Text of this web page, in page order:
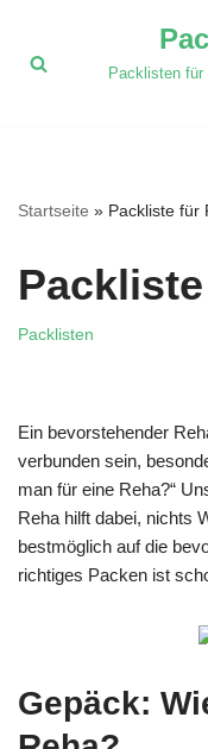
Zum
Packlisten
Startseite » Packliste für
Packlisten
Ein bevorstehender
verbunden sein,
man für eine Reha?“
Reha hilft dabei, nichts
bestmöglich auf die
richtiges Packen ist
Gepäck: